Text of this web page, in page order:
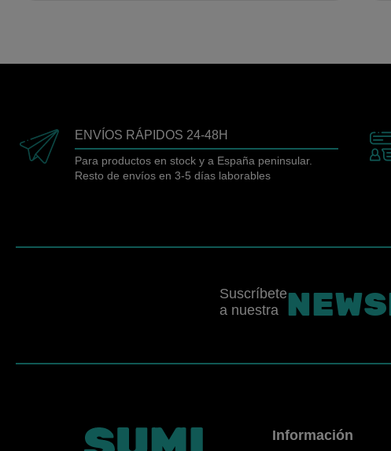
ENVÍOS RÁPIDOS 24-48H
Para productos en stock y a España peninsular.
Resto de envíos en 3-5 días laborables
Suscríbete
a nuestra
Información